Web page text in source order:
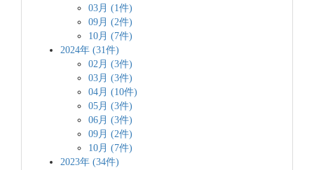
03月 (1件)
09月 (2件)
10月 (7件)
2024年 (31件)
02月 (3件)
03月 (3件)
04月 (10件)
05月 (3件)
06月 (3件)
09月 (2件)
10月 (7件)
2023年 (34件)